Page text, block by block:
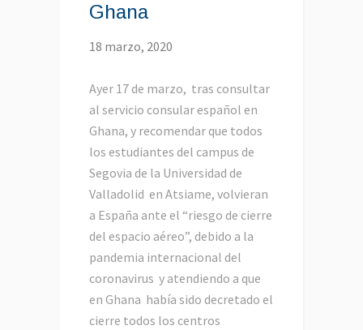
Ghana
18 marzo, 2020
Ayer 17 de marzo, tras consultar
al servicio consular español en
Ghana, y recomendar que todos
los estudiantes del campus de
Segovia de la Universidad de
Valladolid en Atsiame, volvieran
a España ante el “riesgo de cierre
del espacio aéreo”, debido a la
pandemia internacional del
coronavirus y atendiendo a que
en Ghana había sido decretado el
cierre todos los centros